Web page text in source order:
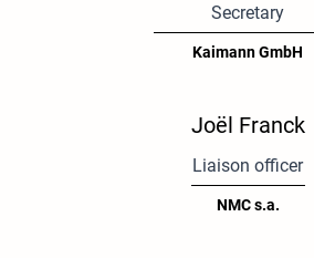
Secretary
Kaimann GmbH
Joël Franck
Liaison officer
NMC s.a.